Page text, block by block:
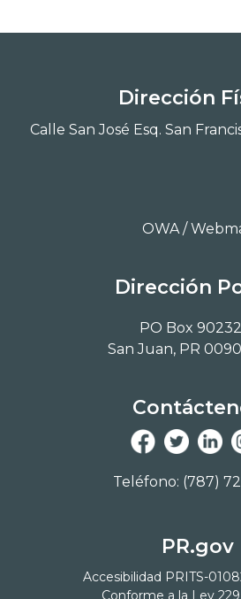
Dirección
Calle San José Esq. San
OWA /
Dirección
PO Box
San Juan, PR
Teléfono: (787)
PR.gov
Accesibilidad PRITS-
Conforme a la Ley